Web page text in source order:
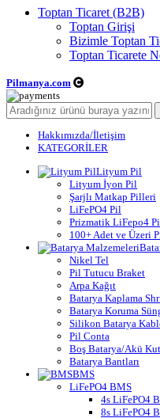
Toptan Ticaret (B2B)
Toptan Girişi
Bizimle Toptan
Toptan Ticarete
Pilmanya.com
Hakkımızda/İletişim
KATEGORİLER
Lityum Pil
Lityum İyon Pil
Şarjlı Matkap Pilleri
LiFePO4 Pil
Prizmatik LiFepo4
100+ Adet ve Üzeri
Nikel Tel
Pil Tutucu Braket
Arpa Kağıt
Batarya Kaplama
Batarya Koruma
Silikon Batarya
Pil Conta
Boş Batarya/Akü
Batarya Bantları
BMS
LiFePO4 BMS
4s LiFePO4
8s LiFePO4